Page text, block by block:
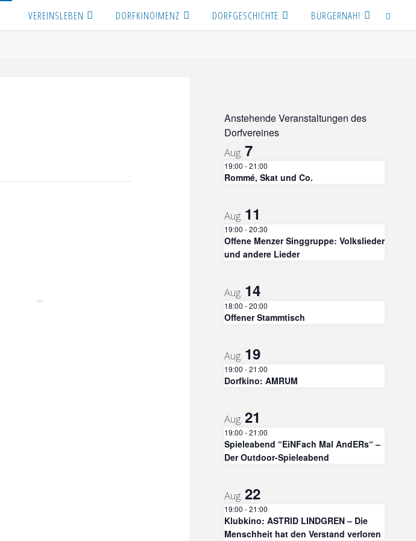
VEREINSLEBEN DORFKINO!MENZ DORFGESCHICHTE BÜRGERNAH!
Anstehende Veranstaltungen des
Dorfvereines
Aug. 7
19:00 -21:00
Rommé, Skat und Co.
Aug. 11
19:00 -20:30
Offene Menzer Singgruppe: Volkslieder
und andere Lieder
Aug. 14
18:00 -20:00
Offener Stammtisch
Aug. 19
19:00 -21:00
Dorfkino: AMRUM
Aug. 21
19:00 -21:00
Spieleabend “EiNFach Mal AndERs“ –
Der Outdoor-Spieleabend
Aug. 22
19:00 -21:00
Klubkino: ASTRID LINDGREN – Die
Menschheit hat den Verstand verloren